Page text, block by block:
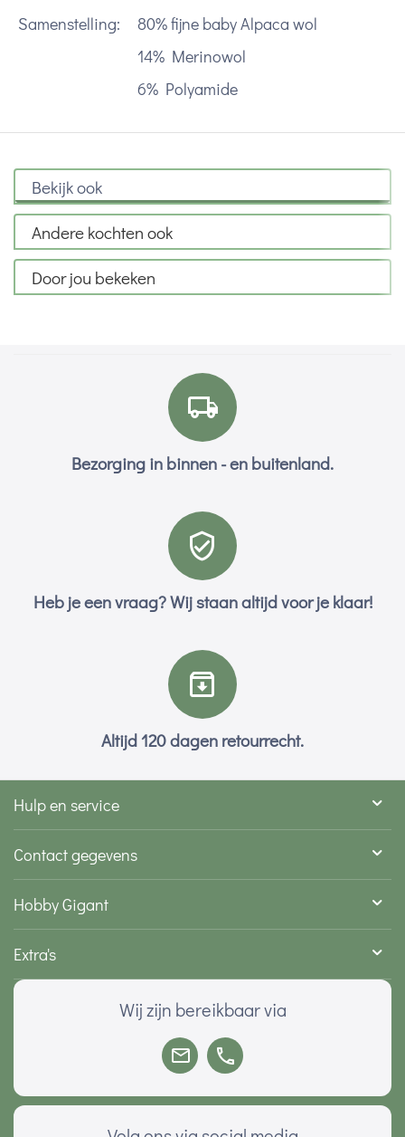
Samenstelling:
80% fijne baby Alpaca wol
14% Merinowol
6% Polyamide
Bekijk ook
Andere kochten ook
Door jou bekeken
Bezorging in binnen - en buitenland.
Heb je een vraag? Wij staan altijd voor je klaar!
Altijd 120 dagen retourrecht.
Hulp en service
Contact gegevens
Hobby Gigant
Extra's
Wij zijn bereikbaar via